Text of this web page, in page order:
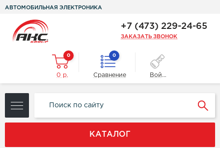
АВТОМОБИЛЬНАЯ ЭЛЕКТРОНИКА
+7 (473) 229-24-65
ЗАКАЗАТЬ ЗВОНОК
0
0 р.
0
Сравнение Войти
КАТАЛОГ